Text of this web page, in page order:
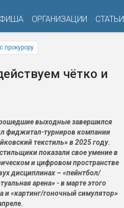
ОРГАНИЗАЦИИ СТАТЬИ
прокурору
чётко и
выходные завершился
фиджитал-турниров компании
текстиль» в 2025 году.
показали свое умение в
и цифровом пространстве
дисциплинах – «пейнтбол/
арена» - в марте этого
и «картинг/гоночный симулятор»